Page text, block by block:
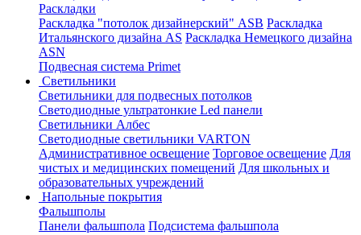
Раскладки
Раскладка "потолок дизайнерский" ASB Раскладка
Итальянского дизайна AS Раскладка Немецкого дизайна
АSN
Подвесная система Primet
Светильники
Светильники для подвесных потолков
Светодиодные ультратонкие Led панели
Светильники Албес
Светодиодные светильники VARTON
Административное освещение Торговое освещение Для
чистых и медицинских помещений Для школьных и
образовательных учреждений
Напольные покрытия
Фальшполы
Панели фальшпола Подсистема фальшпола